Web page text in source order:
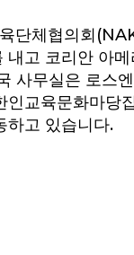
단체협의회
내고 코리안 아
사무실은 로스
인교육문화마
하고 있습니다.